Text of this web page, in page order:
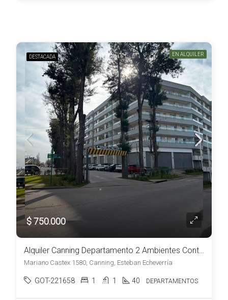
DESTACADA EN ALQUILER
$ 750.000
Alquiler Canning Departamento 2 Ambientes Contrafrente Muy Luminoso a Estrenar
Mariano Castex 1580, Canning, Esteban Echeverría
GOT-221658 1 1 40 DEPARTAMENTOS